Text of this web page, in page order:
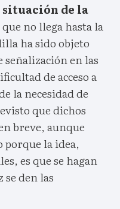
situación de la
que no llega hasta la
ha sido objeto
en las
de acceso a
la necesidad de
que dichos
breve, aunque
porque la idea,
es que se hagan
den las